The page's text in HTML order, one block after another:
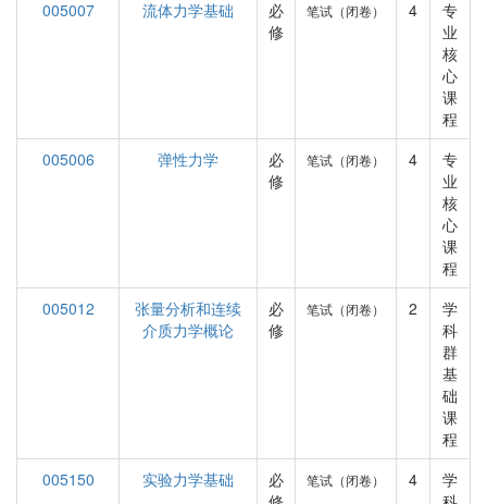
005007
流体力学基础
必
修
笔试（闭卷） 4
专
业
核
心
课
程
005006
弹性力学
必
修
笔试（闭卷） 4
专
业
核
心
课
程
005012
张量分析和连续
介质力学概论
必
修
笔试（闭卷） 2
学
科
群
基
础
课
程
005150
实验力学基础
必
笔试（闭卷） 4
学